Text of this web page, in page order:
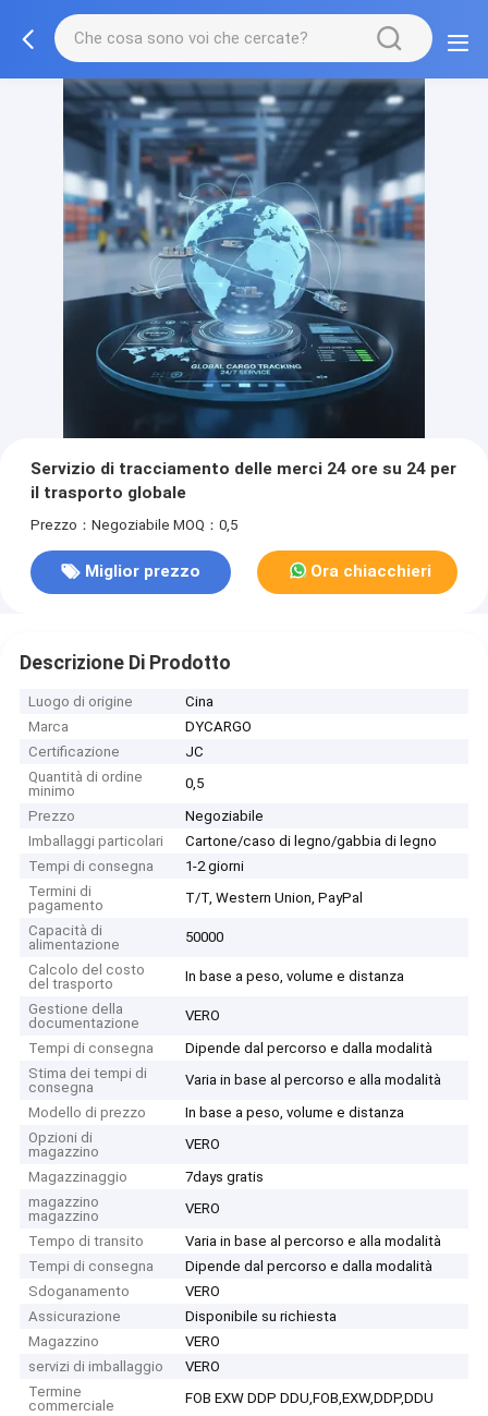
Servizio di tracciamento delle merci 24 ore su 24 per
il trasporto globale
Prezzo：Negoziabile MOQ：0,5
Miglior prezzo Ora chiacchieri
Descrizione Di Prodotto
Luogo di origine
Cina
Marca
DYCARGO
Certificazione
JC
Quantità di ordine
minimo
0,5
Prezzo
Negoziabile
Imballaggi particolari
Cartone/caso di legno/gabbia di legno
Tempi di consegna
1-2 giorni
Termini di
pagamento
T/T, Western Union, PayPal
Capacità di
alimentazione
50000
Calcolo del costo
del trasporto
In base a peso, volume e distanza
Gestione della
documentazione
VERO
Tempi di consegna
Dipende dal percorso e dalla modalità
Stima dei tempi di
consegna
Varia in base al percorso e alla modalità
Modello di prezzo
In base a peso, volume e distanza
Opzioni di
magazzino
VERO
Magazzinaggio
7days gratis
magazzino
magazzino
VERO
Tempo di transito
Varia in base al percorso e alla modalità
Tempi di consegna
Dipende dal percorso e dalla modalità
Sdoganamento
VERO
Assicurazione
Disponibile su richiesta
Magazzino
VERO
servizi di imballaggio
VERO
Termine
commerciale
FOB EXW DDP DDU,FOB,EXW,DDP,DDU